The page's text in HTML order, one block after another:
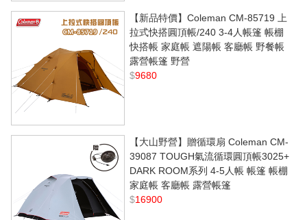
【新品特價】Coleman CM-85719 上
拉式快搭圓頂帳/240 3-4人帳篷 帳棚
快搭帳 家庭帳 遮陽帳 客廳帳 野餐帳
露營帳篷 野營
$9680
【大山野營】贈循環扇 Coleman CM-
39087 TOUGH氣流循環圓頂帳3025+
DARK ROOM系列 4-5人帳 帳篷 帳棚
家庭帳 客廳帳 露營帳篷
$16900